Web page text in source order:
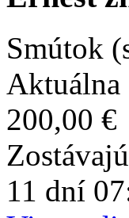
Smútok
Aktuálna
200,00 €
11 dní